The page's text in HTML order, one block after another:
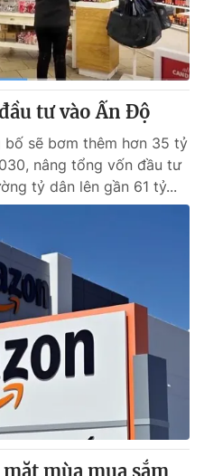
tư vào Ấn Độ
bố sẽ bơm thêm hơn 35 tỷ
nâng tổng vốn đầu tư
tỷ dân lên gần 61 tỷ...
mùa mua sắm